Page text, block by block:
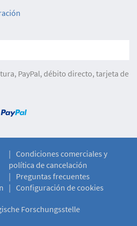
PayPal, débito directo, tarjeta de
Condiciones comerciales y
política de cancelación
Preguntas frecuentes
Configuración de cookies
Forschungsstelle